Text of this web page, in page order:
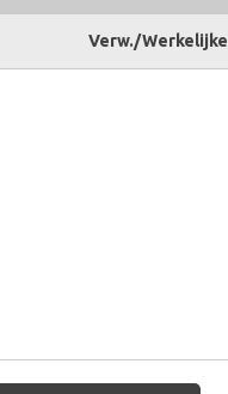
Verw./Werkelijke